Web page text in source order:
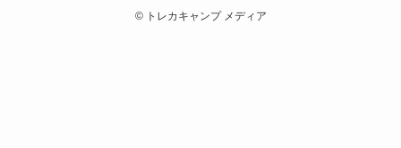
©トレカキャンプ メディア